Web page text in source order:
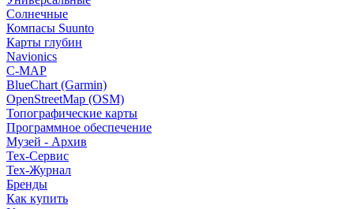
Солнечные
Компасы Suunto
Карты глубин
Navionics
C-MAP
BlueChart (Garmin)
OpenStreetMap (OSM)
Топографические карты
Программное обеспечение
Музей - Архив
Tex-Сервис
Тех-Журнал
Бренды
Как купить